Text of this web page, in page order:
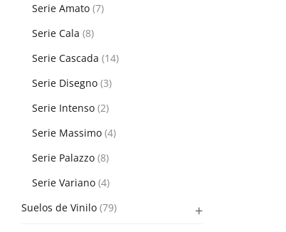
Serie Amato (7)
Serie Cala (8)
Serie Cascada (14)
Serie Disegno (3)
Serie Intenso (2)
Serie Massimo (4)
Serie Palazzo (8)
Serie Variano (4)
Suelos de Vinilo (79)